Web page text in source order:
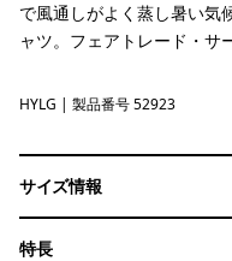
で風通しがよく蒸し暑い気
ャツ。フェアトレード・サ
Harmony: Lichen Green
HYLG | 製品番号 52923
サイズ情報
特長